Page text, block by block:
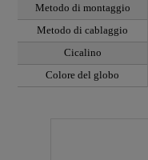
Metodo di montaggio
Metodo di cablaggio
Cicalino
Colore del globo